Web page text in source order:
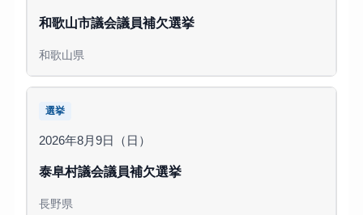
和歌山市議会議員補欠選挙
和歌山県
選挙
2026年8月9日（日）
泰阜村議会議員補欠選挙
長野県